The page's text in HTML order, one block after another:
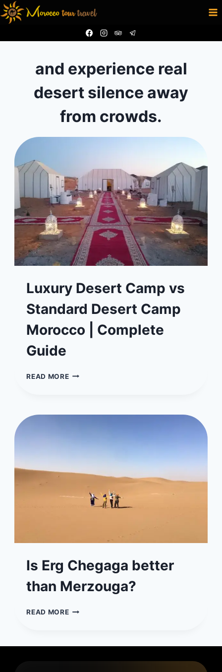
Skip
to
and experience real
desert silence away
from crowds.
Luxury Desert Camp vs
Standard Desert Camp
Morocco | Complete
Guide
READ MORELUXURY
STANDARD
Is Erg Chegaga better
than Merzouga?
READ MOREIS
MERZOUGA?